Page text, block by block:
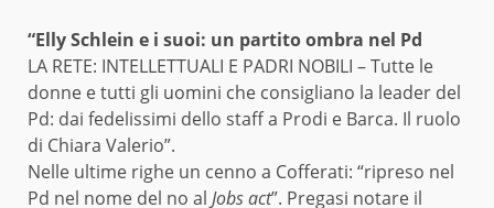
“Elly Schlein e i suoi: un partito ombra nel Pd
LA RETE: INTELLETTUALI E PADRI NOBILI – Tutte le
donne e tutti gli uomini che consigliano la leader del
Pd: dai fedelissimi dello staff a Prodi e Barca. Il ruolo
di Chiara Valerio”.
Nelle ultime righe un cenno a Cofferati: “ripreso nel
Pd nel nome del no al Jobs act”. Pregasi notare il